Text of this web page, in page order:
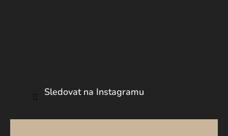
Sledovat na Instagramu